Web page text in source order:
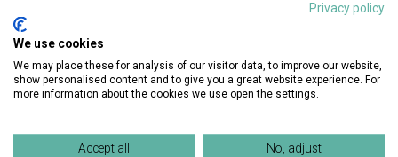
Stock: 1-10 copies
Privacy policy
We use cookies
We may place these for analysis of our visitor data, to improve our website,
show personalised content and to give you a great website experience. For
more information about the cookies we use open the settings.
Accept all No, adjust